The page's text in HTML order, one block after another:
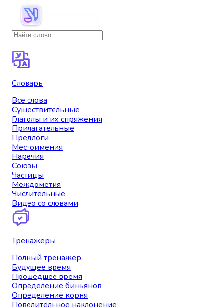
Словарь
Все слова
Существительные
Глаголы и их спряжения
Прилагательные
Предлоги
Местоимения
Наречия
Союзы
Частицы
Междометия
Числительные
Видео со словами
Тренажеры
Полный тренажер
Будущее время
Прошедшее время
Определение биньянов
Определение корня
Повелительное наклонение